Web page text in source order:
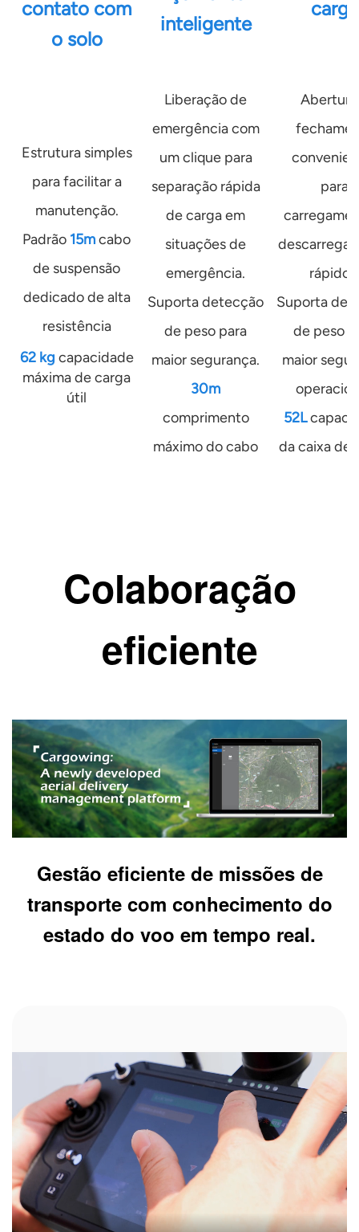
contato com
o solo
inteligente
carga
Estrutura simples
para facilitar a
manutenção.
Padrão 15mcabo
de suspensão
dedicado de alta
resistência
62 kg capacidade
máxima de carga
útil
Liberação de
emergência com
um clique para
separação rápida
de carga em
situações de
emergência.
Suporta detecção
de peso para
maior segurança.
30m
comprimento
máximo do cabo
para
rápidos.
Suporta
de peso
maior
52L
da caixa de
Colaboração
eficiente
Gestão eficiente de missões de
transporte com conhecimento do
estado do voo em tempo real.